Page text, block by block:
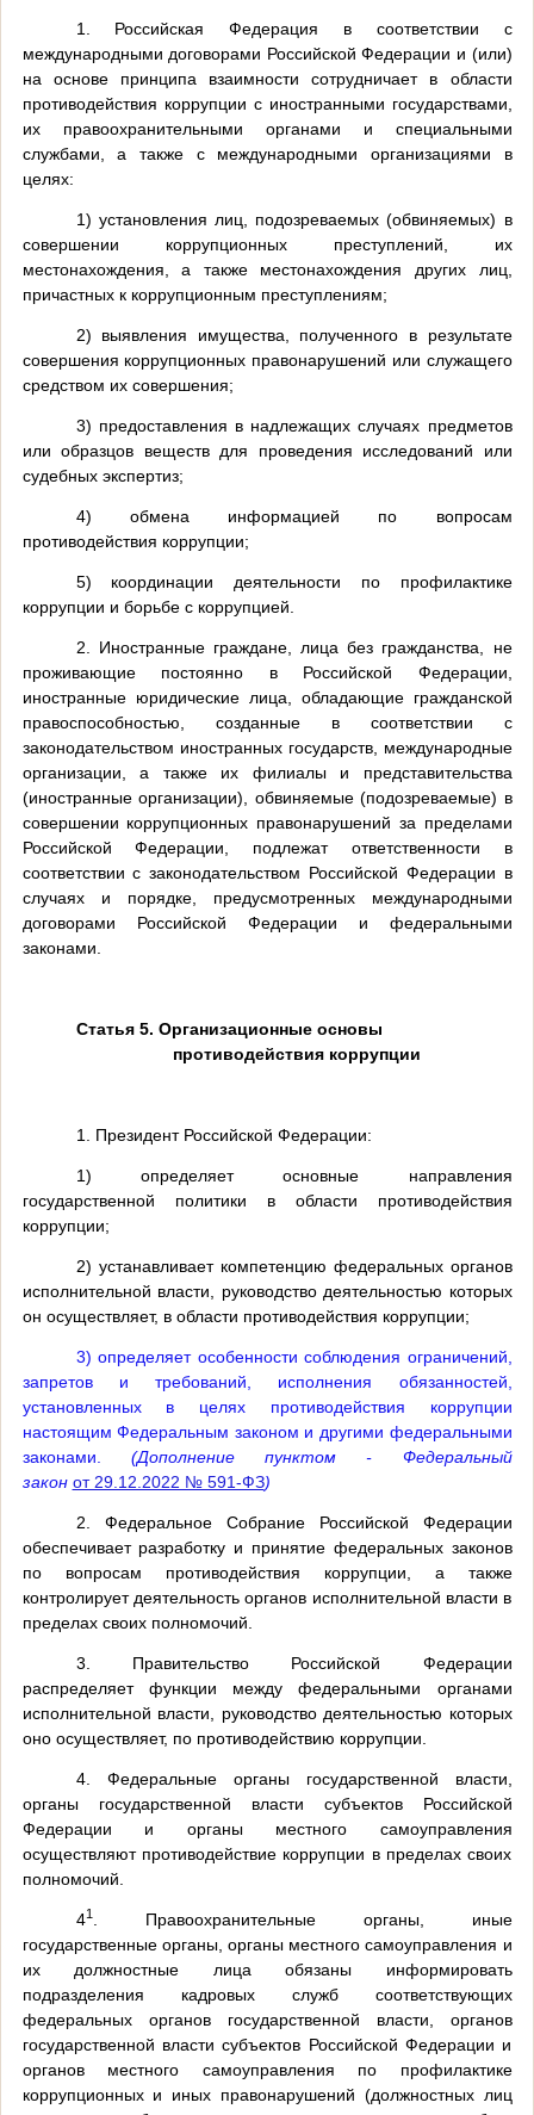
1. Российская Федерация в соответствии с
международными договорами Российской Федерации и (или)
на основе принципа взаимности сотрудничает в области
противодействия коррупции с иностранными государствами,
их правоохранительными органами и специальными
службами, а также с международными организациями в
целях:
1) установления лиц, подозреваемых (обвиняемых) в
совершении коррупционных преступлений, их
местонахождения, а также местонахождения других лиц,
причастных к коррупционным преступлениям;
2) выявления имущества, полученного в результате
совершения коррупционных правонарушений или служащего
средством их совершения;
3) предоставления в надлежащих случаях предметов
или образцов веществ для проведения исследований или
судебных экспертиз;
4) обмена информацией по вопросам
противодействия коррупции;
5) координации деятельности по профилактике
коррупции и борьбе с коррупцией.
2. Иностранные граждане, лица без гражданства, не
проживающие постоянно в Российской Федерации,
иностранные юридические лица, обладающие гражданской
правоспособностью, созданные в соответствии с
законодательством иностранных государств, международные
организации, а также их филиалы и представительства
(иностранные организации), обвиняемые (подозреваемые) в
совершении коррупционных правонарушений за пределами
Российской Федерации, подлежат ответственности в
соответствии с законодательством Российской Федерации в
случаях и порядке, предусмотренных международными
договорами Российской Федерации и федеральными
законами.
Статья 5. Организационные основы
противодействия коррупции
1. Президент Российской Федерации:
1) определяет основные направления
государственной политики в области противодействия
коррупции;
2) устанавливает компетенцию федеральных органов
исполнительной власти, руководство деятельностью которых
он осуществляет, в области противодействия коррупции;
3) определяет особенности соблюдения ограничений,
запретов и требований, исполнения обязанностей,
установленных в целях противодействия коррупции
настоящим Федеральным законом и другими федеральными
законами. (Дополнение пунктом - Федеральный
закон от 29.12.2022 № 591-ФЗ)
2. Федеральное Собрание Российской Федерации
обеспечивает разработку и принятие федеральных законов
по вопросам противодействия коррупции, а также
контролирует деятельность органов исполнительной власти в
пределах своих полномочий.
3. Правительство Российской Федерации
распределяет функции между федеральными органами
исполнительной власти, руководство деятельностью которых
оно осуществляет, по противодействию коррупции.
4. Федеральные органы государственной власти,
органы государственной власти субъектов Российской
Федерации и органы местного самоуправления
осуществляют противодействие коррупции в пределах своих
полномочий.
41. Правоохранительные органы, иные
государственные органы, органы местного самоуправления и
их должностные лица обязаны информировать
подразделения кадровых служб соответствующих
федеральных органов государственной власти, органов
государственной власти субъектов Российской Федерации и
органов местного самоуправления по профилактике
коррупционных и иных правонарушений (должностных лиц